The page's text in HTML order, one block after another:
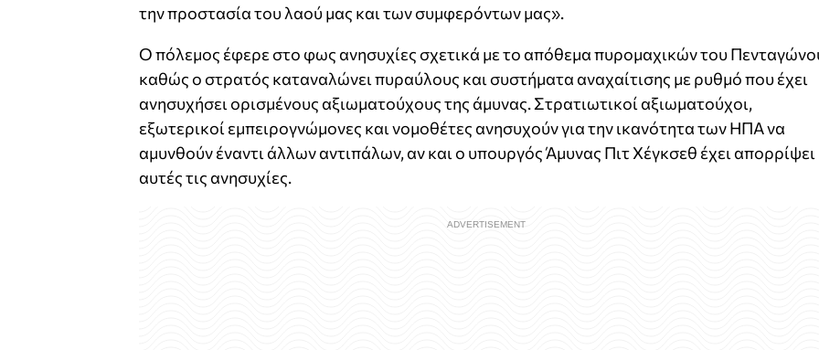
την προστασία του λαού μας και των συμφερόντων μας».
Ο πόλεμος έφερε στο φως ανησυχίες σχετικά με το απόθεμα πυρομαχικών του
καθώς ο στρατός καταναλώνει πυραύλους και συστήματα αναχαίτισης με ρυθμό που έχει
ανησυχήσει ορισμένους αξιωματούχους της άμυνας. Στρατιωτικοί αξιωματούχοι,
εξωτερικοί εμπειρογνώμονες και νομοθέτες ανησυχούν για την ικανότητα των ΗΠΑ να
αμυνθούν έναντι άλλων αντιπάλων, αν και ο υπουργός Άμυνας Πιτ Χέγκσεθ έχει απορρίψει
αυτές τις ανησυχίες.